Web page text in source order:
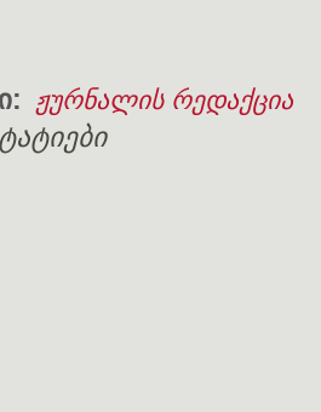
ჟურნალის რედაქცია